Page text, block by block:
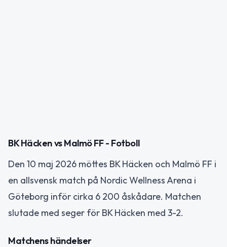
BK Häcken vs Malmö FF - Fotboll
Den 10 maj 2026 möttes BK Häcken och Malmö FF i
en allsvensk match på Nordic Wellness Arena i
Göteborg inför cirka 6 200 åskådare. Matchen
slutade med seger för BK Häcken med 3-2.
Matchens händelser